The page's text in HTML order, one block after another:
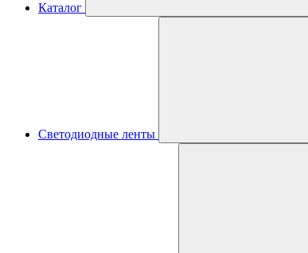
Каталог
Светодиодные ленты